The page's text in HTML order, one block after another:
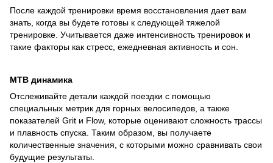
После каждой тренировки время восстановления дает вам
знать, когда вы будете готовы к следующей тяжелой
тренировке. Учитывается даже интенсивность тренировок и
такие факторы как стресс, ежедневная активность и сон.
MTB динамика
Отслеживайте детали каждой поездки с помощью
специальных метрик для горных велосипедов, а также
показателей Grit и Flow, которые оценивают сложность трассы
и плавность спуска. Таким образом, вы получаете
количественные значения, с которыми можно сравнивать свои
будущие результаты.